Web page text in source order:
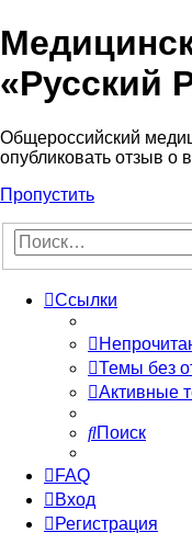
«Русский
Общероссийский
опубликовать отзыв о
Пропустить
Ссылки
Темы без
Активные
Поиск
FAQ
Вход
Регистрация